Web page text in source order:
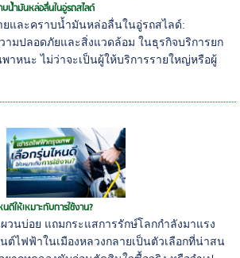
บน้ำมันหล่อลื่นในอู่รถสไลด์
ยและคราบน้ำมันหล่อลื่นในอู่รถสไลด์:
ามปลอดภัยและสิ่งแวดล้อม ในธุรกิจบริการยก
าหนะ ไม่ว่าจะเป็นผู้ให้บริการรายใหญ่หรือผู้
ดีให้เหมาะกับการใช้งาน?
นบ่อย แถมกระแสการรักษ์โลกกำลังมาแรง
ต์ไฟฟ้าในเมืองหลวงกลายเป็นตัวเลือกที่น่าสน